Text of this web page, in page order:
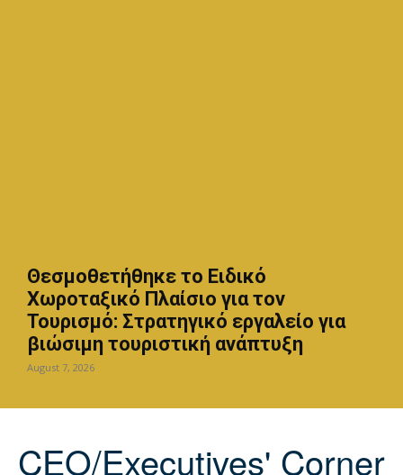
Θεσμοθετήθηκε το Ειδικό
Χωροταξικό Πλαίσιο για τον
Τουρισμό: Στρατηγικό εργαλείο για
βιώσιμη τουριστική ανάπτυξη
August 7, 2026
CEO/Executives' Corner